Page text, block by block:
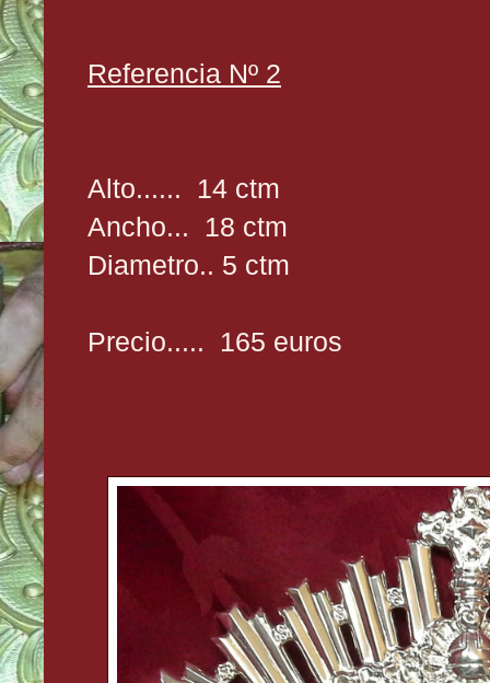
Referencia Nº 2
Alto...... 14 ctm
Ancho... 18 ctm
Diametro.. 5 ctm
Precio..... 165 euros